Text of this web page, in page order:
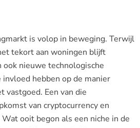
is volop in beweging. Terwijl
tekort aan woningen blijft
ook nieuwe technologische
hebben op de manier
vastgoed. Een van die
van cryptocurrency en
ooit begon als een niche in de